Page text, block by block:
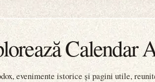
Calendar
evenimente istorice și pagini utile,